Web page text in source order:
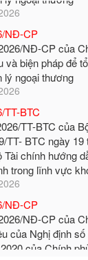
NĐ-CP
NĐ-CP của
biện pháp để
lý ngoại thương
TT-BTC
TT-BTC của
BТC ngày 19
Tài chính hướng
trong lĩnh vực
NĐ-CP
NĐ-CP của
của Nghị định số
của Chính
về thuế, hóa
2021/NĐ-CP